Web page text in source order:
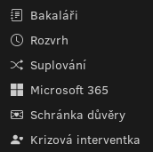
Bakaláři
Rozvrh
Suplování
Microsoft 365
Schránka důvěry
Krizová interventka